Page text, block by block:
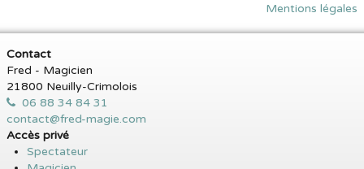
Mentions légales
Contact
Fred - Magicien
21800 Neuilly-Crimolois
06 88 34 84 31
contact@fred-magie.com
Accès privé
Spectateur